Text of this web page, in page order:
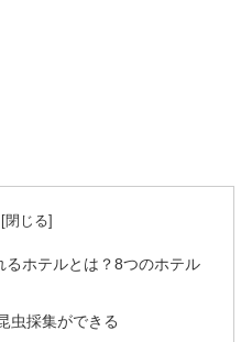
るホテルとは？8つのホテル
虫採集ができる